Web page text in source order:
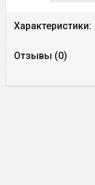
Характеристики:
Отзывы (0)